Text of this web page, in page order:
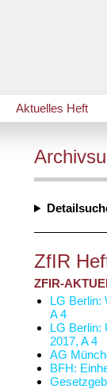
Aktuelles Heft
ZfIR
ZFIR-
LG Berlin:
A 4
LG Berlin:
2017, A 4
AG
BFH: